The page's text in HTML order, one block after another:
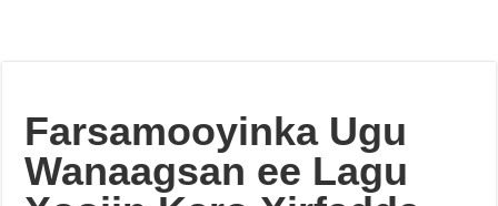
Farsamooyinka Ugu
Wanaagsan ee Lagu